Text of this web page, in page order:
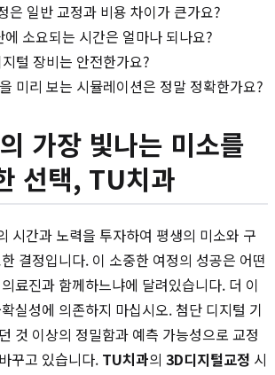
은 일반 교정과 비용 차이가 큰가요?
소요되는 시간은 얼마나 되나요?
털 장비는 안전한가요?
미리 보는 시뮬레이션은 정말 정확한가요?
가장 빛나는 미소를
선택, TU치과
시간과 노력을 투자하여 평생의 미소와 구
결정입니다. 이 소중한 여정의 성공은 어떤
료진과 함께하느냐에 달려있습니다. 더 이
실성에 의존하지 마십시오. 첨단 디지털 기
것 이상의 정밀함과 예측 가능성으로 교정
꾸고 있습니다. TU치과의 3D디지털교정 시